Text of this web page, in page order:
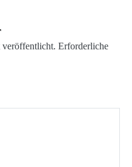
Erforderliche